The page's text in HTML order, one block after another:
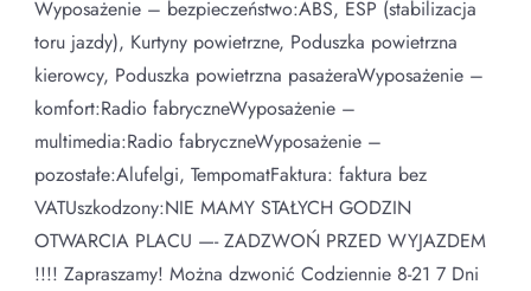
Wyposażenie – bezpieczeństwo:ABS, ESP (stabilizacja
toru jazdy), Kurtyny powietrzne, Poduszka powietrzna
kierowcy, Poduszka powietrzna pasażeraWyposażenie –
komfort:Radio fabryczneWyposażenie –
multimedia:Radio fabryczneWyposażenie –
pozostałe:Alufelgi, TempomatFaktura: faktura bez
VATUszkodzony:NIE MAMY STAŁYCH GODZIN
OTWARCIA PLACU —- ZADZWOŃ PRZED WYJAZDEM
!!!! Zapraszamy! Można dzwonić Codziennie 8-21 7 Dni